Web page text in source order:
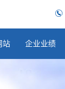
站 企业业绩